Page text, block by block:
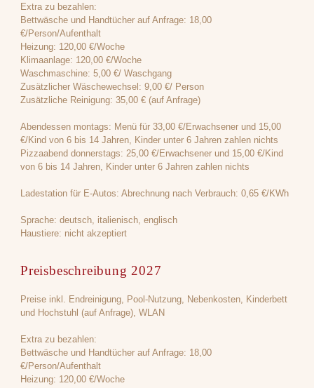
Extra zu bezahlen:
Bettwäsche und Handtücher auf Anfrage: 18,00
€/Person/Aufenthalt
Heizung: 120,00 €/Woche
Klimaanlage: 120,00 €/Woche
Waschmaschine: 5,00 €/ Waschgang
Zusätzlicher Wäschewechsel: 9,00 €/ Person
Zusätzliche Reinigung: 35,00 € (auf Anfrage)
Abendessen montags: Menü für 33,00 €/Erwachsener und 15,00
€/Kind von 6 bis 14 Jahren, Kinder unter 6 Jahren zahlen nichts
Pizzaabend donnerstags: 25,00 €/Erwachsener und 15,00 €/Kind
von 6 bis 14 Jahren, Kinder unter 6 Jahren zahlen nichts
Ladestation für E-Autos: Abrechnung nach Verbrauch: 0,65 €/KWh
Sprache: deutsch, italienisch, englisch
Haustiere: nicht akzeptiert
Preisbeschreibung 2027
Preise inkl. Endreinigung, Pool-Nutzung, Nebenkosten, Kinderbett
und Hochstuhl (auf Anfrage), WLAN
Extra zu bezahlen:
Bettwäsche und Handtücher auf Anfrage: 18,00
€/Person/Aufenthalt
Heizung: 120,00 €/Woche